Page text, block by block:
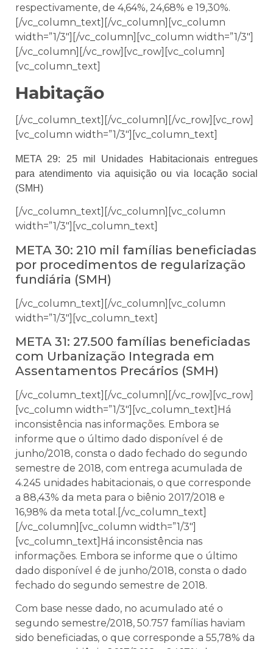
respectivamente, de 4,64%, 24,68% e 19,30%.
[/vc_column_text][/vc_column][vc_column
width=”1/3″][/vc_column][vc_column width=”1/3″]
[/vc_column][/vc_row][vc_row][vc_column]
[vc_column_text]
Habitação
[/vc_column_text][/vc_column][/vc_row][vc_row]
[vc_column width=”1/3″][vc_column_text]
META 29: 25 mil Unidades Habitacionais entregues
para atendimento via aquisição ou via locação social
(SMH)
[/vc_column_text][/vc_column][vc_column
width=”1/3″][vc_column_text]
META 30: 210 mil famílias beneficiadas
por procedimentos de regularização
fundiária (SMH)
[/vc_column_text][/vc_column][vc_column
width=”1/3″][vc_column_text]
META 31: 27.500 famílias beneficiadas
com Urbanização Integrada em
Assentamentos Precários (SMH)
[/vc_column_text][/vc_column][/vc_row][vc_row]
[vc_column width=”1/3″][vc_column_text]Há
inconsistência nas informações. Embora se
informe que o último dado disponível é de
junho/2018, consta o dado fechado do segundo
semestre de 2018, com entrega acumulada de
4.245 unidades habitacionais, o que corresponde
a 88,43% da meta para o biênio 2017/2018 e
16,98% da meta total.[/vc_column_text]
[/vc_column][vc_column width=”1/3″]
[vc_column_text]Há inconsistência nas
informações. Embora se informe que o último
dado disponível é de junho/2018, consta o dado
fechado do segundo semestre de 2018.
Com base nesse dado, no acumulado até o
segundo semestre/2018, 50.757 famílias haviam
sido beneficiadas, o que corresponde a 55,78% da